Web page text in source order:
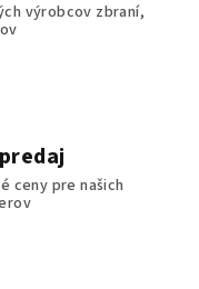
výrobcov zbraní,
ceny pre našich